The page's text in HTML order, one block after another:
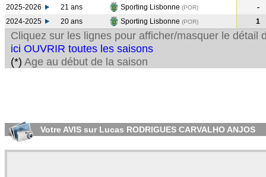
2025-2026 21 ans Sporting Lisbonne (POR)
-
2024-2025
20 ans Sporting Lisbonne (POR) 1
Cliquez sur les lignes pour afficher/masquer le détail
ici OUVRIR toutes les saisons
(*) Age au début de la saison
Votre AVIS sur Lucas RODRIGUES CARVALHO ANJOS